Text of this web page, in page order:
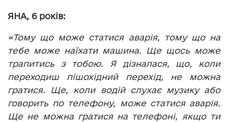
ЯНА, 6 років:
«Тому що може статися аварія, тому що на
тебе може наїхати машина. Ще щось може
трапитись з тобою. Я дізналася, що, коли
переходиш пішохідний перехід, не можна
гратися. Ще, коли водій слухає музику або
говорить по телефону, може статися аварія.
Ще не можна гратися на телефоні, якщо ти